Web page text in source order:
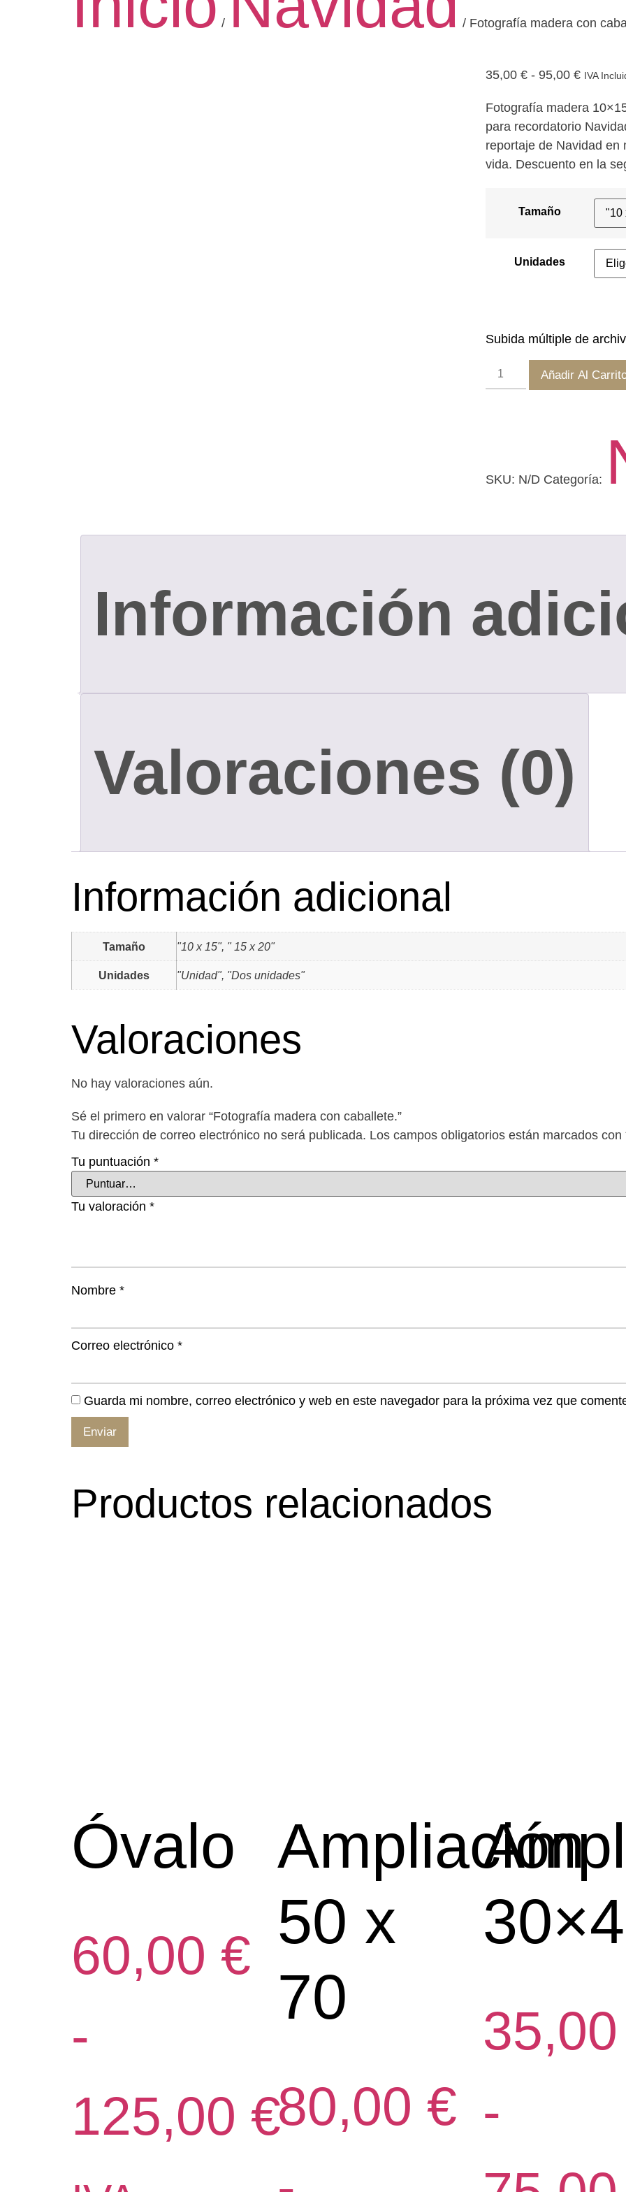
/ / Fotografía madera con
35,00 € - 95,00 €Rango
precios:
desde
35,00 €
hasta
IVA
Fotografía madera
para recordatorio
reportaje de Navidad en
vida. Descuento en la
Tamaño
Unidades
Subida múltiple de
madera
con
Añadir Al
SKU: N/D Categoría:
Información
Valoraciones (0)
Información adicional
Tamaño "10 x 15", " 15 x 20"
Unidades "Unidad", "Dos unidades"
Valoraciones
No hay valoraciones aún.
Sé el primero en valorar “Fotografía madera con caballete.”
Tu dirección de correo electrónico no será publicada. Los campos obligatorios están marcados con
Tu puntuación *
Tu valoración *
Nombre *
Correo electrónico *
Guarda mi nombre, correo electrónico y web en este navegador para la próxima vez que
Productos relacionados
Óvalo
60,00 €
-
125,00 €
Ampliación
50 x
70
80,00 € -